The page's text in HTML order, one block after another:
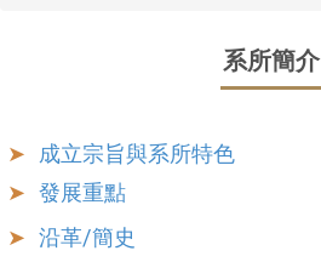
系所簡介
成立宗旨與系所特色
發展重點
沿革/簡史